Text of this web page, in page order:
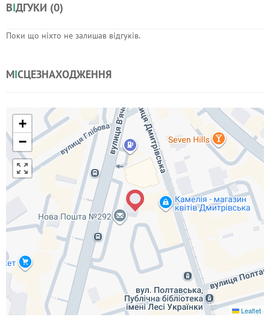
ВІДГУКИ (0)
Поки що ніхто не залишав відгуків.
МІСЦЕЗНАХОДЖЕННЯ
+
−
Leaflet